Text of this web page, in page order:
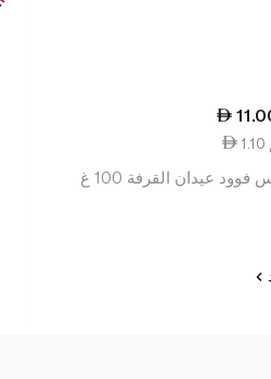
عيدان القرفة 100 غ